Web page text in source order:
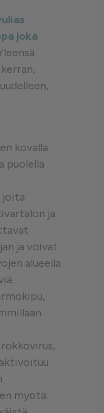
joka
kovalla
puolella
joita
ja
ja voivat
alueella
myötä.